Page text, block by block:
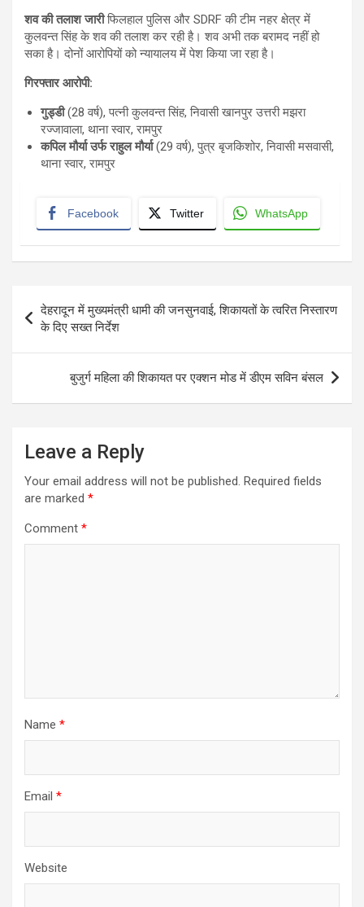
शव की तलाश जारीफिलहाल पुलिस और SDRF की टीम नहर क्षेत्र में
कुलवन्त सिंह के शव की तलाश कर रही है। शव अभी तक बरामद नहीं हो
सका है। दोनों आरोपियों को न्यायालय में पेश किया जा रहा है।
गिरफ्तार आरोपी:
गुड्डी(28 वर्ष), पत्नी कुलवन्त सिंह, निवासी खानपुर उत्तरी मझरा
रज्जावाला, थाना स्वार, रामपुर
कपिल मौर्या उर्फ राहुल मौर्या(29 वर्ष), पुत्र बृजकिशोर, निवासी मसवासी,
थाना स्वार, रामपुर
Facebook Twitter WhatsApp
Post
navigation
देहरादून में मुख्यमंत्री धामी की जनसुनवाई, शिकायतों के त्वरित निस्तारण
के दिए सख्त निर्देश
बुजुर्ग महिला की शिकायत पर एक्शन मोड में डीएम सविन बंसल
Leave a Reply
Your email address will not be published. Required fields
are marked *
Comment *
Name *
Email *
Website